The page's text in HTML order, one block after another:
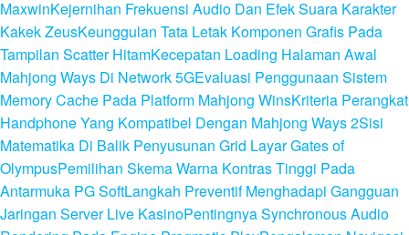
MaxwinKejernihan Frekuensi Audio Dan Efek Suara Karakter
Kakek ZeusKeunggulan Tata Letak Komponen Grafis Pada
Tampilan Scatter HitamKecepatan Loading Halaman Awal
Mahjong Ways Di Network 5GEvaluasi Penggunaan Sistem
Memory Cache Pada Platform Mahjong WinsKriteria Perangkat
Handphone Yang Kompatibel Dengan Mahjong Ways 2Sisi
Matematika Di Balik Penyusunan Grid Layar Gates of
OlympusPemilihan Skema Warna Kontras Tinggi Pada
Antarmuka PG SoftLangkah Preventif Menghadapi Gangguan
Jaringan Server Live KasinoPentingnya Synchronous Audio